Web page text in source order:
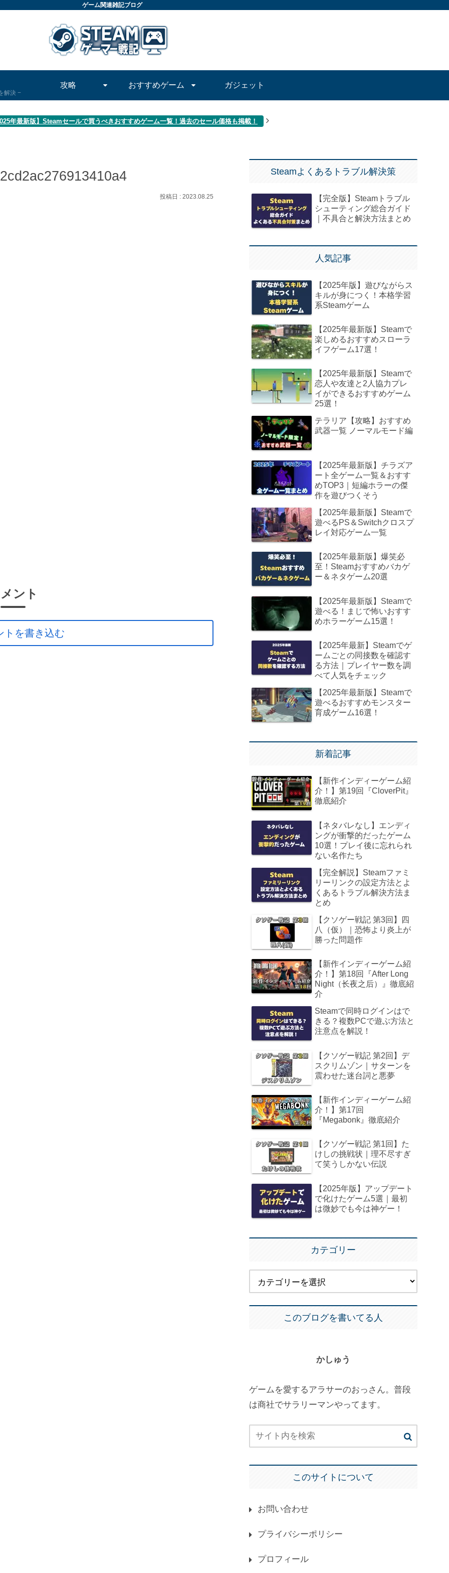
ゲーム関連雑記ブログ
解決
攻略 おすすめゲーム ガジェット
年最新版】Steamセールで買うべきおすすめゲーム一覧！過去のセール価格も掲載！
2023.08.25
ント
トを書き込む
Steamよくあるトラブル解決策
【完全版】Steamトラブル
シューティング総合ガイド
｜不具合と解決方法まとめ
人気記事
【2025年版】遊びながらス
キルが身につく！本格学習
系Steamゲーム
【2025年最新版】Steamで
楽しめるおすすめスローラ
イフゲーム17選！
【2025年最新版】Steamで
恋人や友達と2人協力プレ
イができるおすすめゲーム
25選！
テラリア【攻略】おすすめ
武器一覧 ノーマルモード編
【2025年最新版】チラズア
ート全ゲーム一覧＆おすす
めTOP3｜短編ホラーの傑
作を遊びつくそう
【2025年最新版】Steamで
遊べるPS＆Switchクロスプ
レイ対応ゲーム一覧
【2025年最新版】爆笑必
至！Steamおすすめバカゲ
ー＆ネタゲーム20選
【2025年最新版】Steamで
遊べる！まじで怖いおすす
めホラーゲーム15選！
【2025年最新】Steamでゲ
ームごとの同接数を確認す
る方法｜プレイヤー数を調
べて人気をチェック
【2025年最新版】Steamで
遊べるおすすめモンスター
育成ゲーム16選！
新着記事
【新作インディーゲーム紹
介！】第19回『CloverPit』
徹底紹介
【ネタバレなし】エンディ
ングが衝撃的だったゲーム
10選！プレイ後に忘れられ
ない名作たち
【完全解説】Steamファミ
リーリンクの設定方法とよ
くあるトラブル解決方法ま
とめ
【クソゲー戦記 第3回】四
八（仮）｜恐怖より炎上が
勝った問題作
【新作インディーゲーム紹
介！】第18回『After Long
Night（长夜之后）』徹底紹
介
Steamで同時ログインはで
きる？複数PCで遊ぶ方法と
注意点を解説！
【クソゲー戦記 第2回】デ
スクリムゾン｜サターンを
震わせた迷台詞と悪夢
【新作インディーゲーム紹
介！】第17回
『Megabonk』徹底紹介
【クソゲー戦記 第1回】た
けしの挑戦状｜理不尽すぎ
て笑うしかない伝説
【2025年版】アップデート
で化けたゲーム5選｜最初
は微妙でも今は神ゲー！
カテゴリー
このブログを書いてる人
かしゅう
ゲームを愛するアラサーのおっさん。普段
は商社でサラリーマンやってます。
このサイトについて
お問い合わせ
プライバシーポリシー
プロフィール